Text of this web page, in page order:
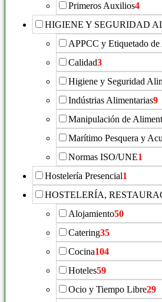
Primeros Auxilios4
HIGIENE Y SEGURIDAD
APPCC y Etiquetado
Calidad3
Higiene y Seguridad
Indústrias Alimentarias9
Manipulación de
Marítimo Pesquera y
Normas ISO/UNE1
Hostelería Presencial1
HOSTELERÍA,
Alojamiento50
Catering35
Cocina104
Hoteles59
Ocio y Tiempo Libre29